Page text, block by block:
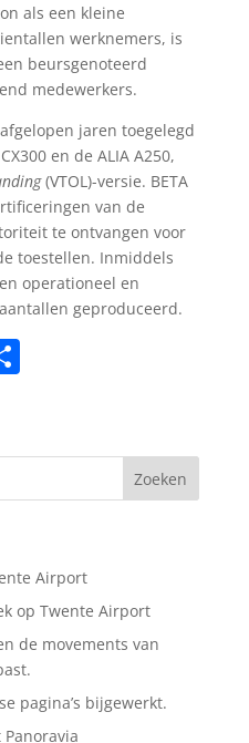
als een kleine
werknemers, is
beursgenoteerd
medewerkers.
jaren toegelegd
en de ALIA A250,
(VTOL)-versie. BETA
van de
te ontvangen voor
toestellen. Inmiddels
operationeel en
geproduceerd.
D
n
Airport
op Twente Airport
de movements van
pagina’s bijgewerkt.